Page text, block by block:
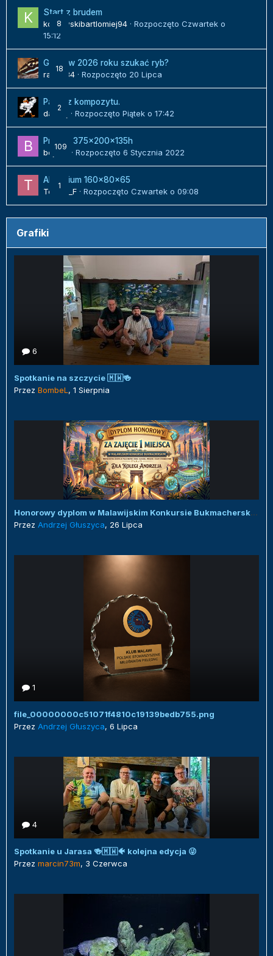
8
Start z brudem
kozlowskibartlomiej94 · Rozpoczęto Czwartek o
15:12
18
Gdzie w 2026 roku szukać ryb?
radek84 · Rozpoczęto 20 Lipca
2
Panel z kompozytu.
danielj
· Rozpoczęto Piątek o 17:42
109
Projekt 375x200x135h
bojack
· Rozpoczęto 6 Stycznia 2022
1
Akwarium 160x80x65
Tomek_F · Rozpoczęto Czwartek o 09:08
Grafiki
6
Spotkanie na szczycie 🇲🇼🍻
Przez BombeL , 1 Sierpnia
Honorowy dyplom w Malawijskim Konkursie Bukmacherskim :)
Przez Andrzej Głuszyca, 26 Lipca
1
file_00000000c51071f4810c19139bedb755.png
Przez Andrzej Głuszyca, 6 Lipca
4
Spotkanie u Jarasa 🍻🇲🇼🐠 kolejna edycja 😜
Przez marcin73m, 3 Czerwca